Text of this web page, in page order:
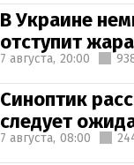
В Украине
отступит жара
7 августа, 20:00
Синоптик
следует
7 августа, 08:00